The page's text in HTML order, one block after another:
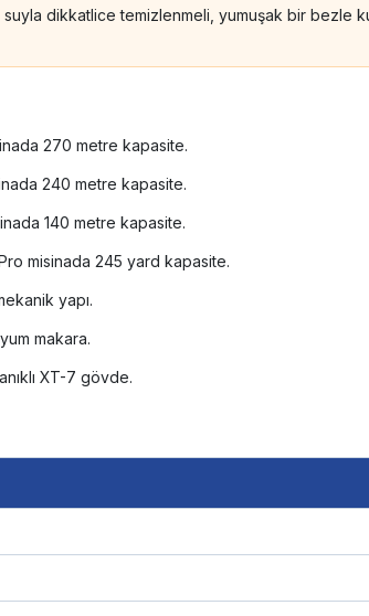
suyla dikkatlice temizlenmeli, yumuşak bir
270 metre kapasite.
240 metre kapasite.
140 metre kapasite.
misinada 245 yard kapasite.
yapı.
makara.
XT-7 gövde.